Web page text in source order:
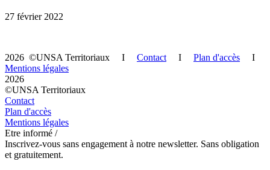
27 février 2022
2026 ©UNSA Territoriaux I Contact I Plan d'accès I
Mentions légales
2026
©UNSA Territoriaux
Contact
Plan d'accès
Mentions légales
Etre informé /
Inscrivez-vous sans engagement à notre newsletter. Sans obligation
et gratuitement.